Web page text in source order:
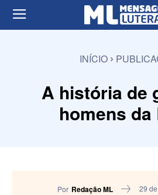
INÍCIO
A história de
homens
Por Redação ML 29